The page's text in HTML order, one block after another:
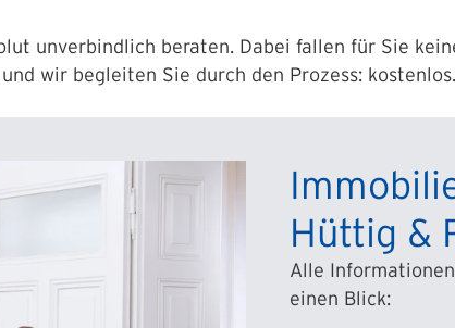
unverbindlich beraten. Dabei fallen für Sie
wir begleiten Sie durch den Prozess: kostenlos.
Hüttig &
Alle
einen Blick: